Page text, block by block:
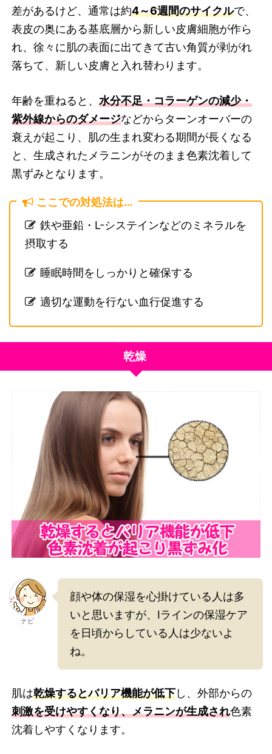
差があるけど、通常は約4～6週間のサイクルで、
表皮の奥にある基底層から新しい皮膚細胞が作ら
れ、徐々に肌の表面に出てきて古い角質が剥がれ
落ちて、新しい皮膚と入れ替わります。
年齢を重ねると、 水分不足・コラーゲンの減少・
紫外線からのダメージなどからターンオーバーの
衰えが起こり、肌の生まれ変わる期間が長くなる
と、生成されたメラニンがそのまま色素沈着して
黒ずみとなります。
ここでの対処法は…
鉄や亜鉛・L-システインなどのミネラルを
摂取する
睡眠時間をしっかりと確保する
適切な運動を行ない血行促進する
乾燥
ナビ
顔や体の保湿を心掛けている人は多
いと思いますが、Iラインの保湿ケア
を日頃からしている人は少ないよ
ね。
肌は乾燥するとバリア機能が低下し、外部からの
刺激を受けやすくなり、メラニンが生成され色素
沈着しやすくなります。